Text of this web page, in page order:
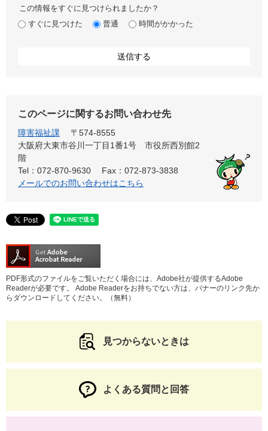
この情報をすぐに見つけられましたか？
すぐに見つけた
普通 時間がかかった
このページに関するお問い合わせ先
障害福祉課
〒574-8555
大阪府大東市谷川一丁目1番1号 市役所西別館2
階
Tel：072-870-9630
Fax：072-873-3838
メールでのお問い合わせはこちら
PDF形式のファイルをご覧いただく場合には、Adobe社が提供するAdobe
Readerが必要です。
Adobe Readerをお持ちでない方は、バナーのリンク先か
らダウンロードしてください。（無料）
見つからないときは
よくある質問と回答